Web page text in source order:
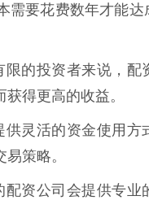
需要花费数年才能
的投资者来说，配
得更高的收益。
灵活的资金使用方
策略。
资公司会提供专业